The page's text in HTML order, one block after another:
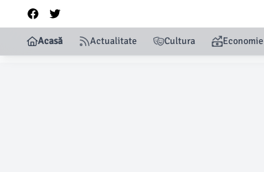
Acasă Actualitate Cultura Economie